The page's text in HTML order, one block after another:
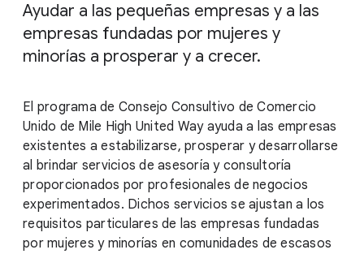
Ayudar a las pequeñas empresas y a las
empresas fundadas por mujeres y
minorías a prosperar y a crecer.
El programa de Consejo Consultivo de Comercio
Unido de Mile High United Way ayuda a las empresas
existentes a estabilizarse, prosperar y desarrollarse
al brindar servicios de asesoría y consultoría
proporcionados por profesionales de negocios
experimentados. Dichos servicios se ajustan a los
requisitos particulares de las empresas fundadas
por mujeres y minorías en comunidades de escasos